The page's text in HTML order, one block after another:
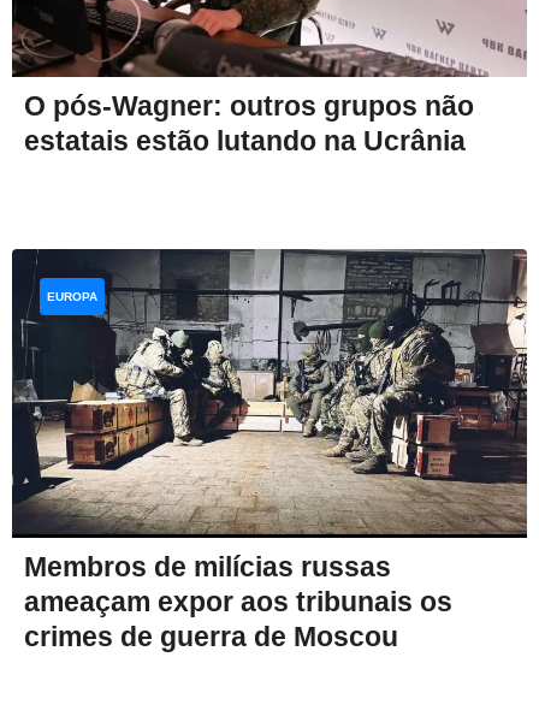
O pós-Wagner: outros grupos não
estatais estão lutando na Ucrânia
Membros de milícias russas
ameaçam expor aos tribunais os
crimes de guerra de Moscou
EUROPA